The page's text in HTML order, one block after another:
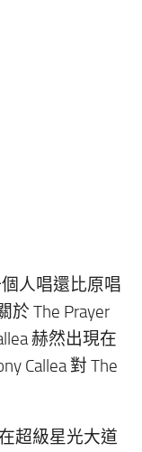
人唱還比原唱
於 The Prayer
赫然出現在
Callea 對 The
超級星光大道